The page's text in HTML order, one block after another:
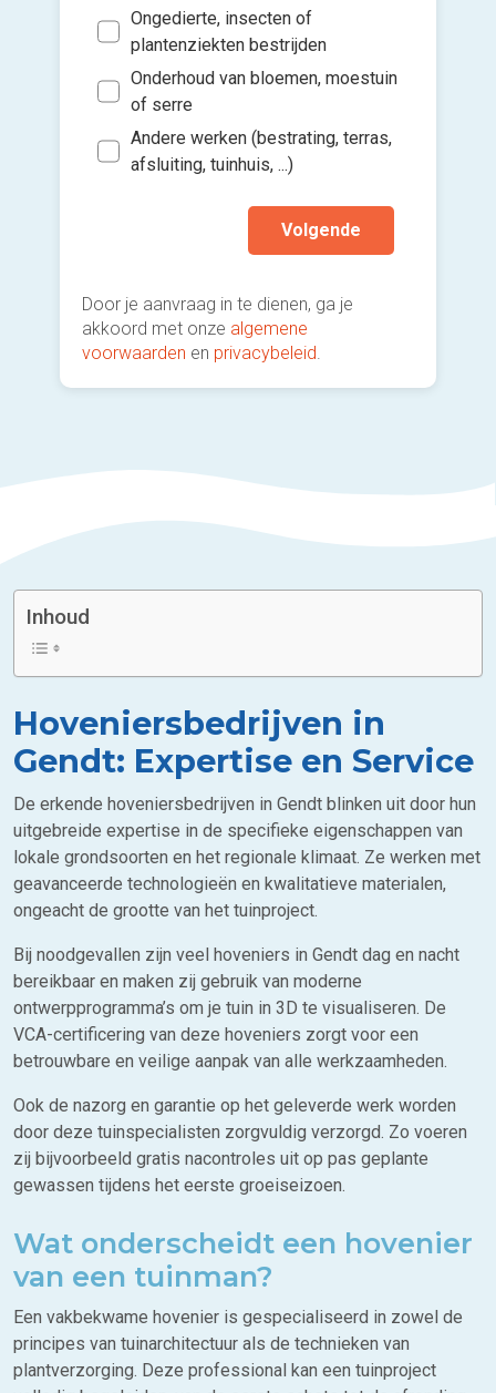
Ongedierte, insecten of
plantenziekten bestrijden
Onderhoud van bloemen, moestuin
of serre
Andere werken (bestrating, terras,
afsluiting, tuinhuis, ...)
Volgende
Door je aanvraag in te dienen, ga je
akkoord met onze algemene
voorwaarden en privacybeleid.
Inhoud
Hoveniersbedrijven in
Gendt: Expertise en Service
De erkende hoveniersbedrijven in Gendt blinken uit door hun
uitgebreide expertise in de specifieke eigenschappen van
lokale grondsoorten en het regionale klimaat. Ze werken met
geavanceerde technologieën en kwalitatieve materialen,
ongeacht de grootte van het tuinproject.
Bij noodgevallen zijn veel hoveniers in Gendt dag en nacht
bereikbaar en maken zij gebruik van moderne
ontwerpprogramma’s om je tuin in 3D te visualiseren. De
VCA-certificering van deze hoveniers zorgt voor een
betrouwbare en veilige aanpak van alle werkzaamheden.
Ook de nazorg en garantie op het geleverde werk worden
door deze tuinspecialisten zorgvuldig verzorgd. Zo voeren
zij bijvoorbeeld gratis nacontroles uit op pas geplante
gewassen tijdens het eerste groeiseizoen.
Wat onderscheidt een hovenier
van een tuinman?
Een vakbekwame hovenier is gespecialiseerd in zowel de
principes van tuinarchitectuur als de technieken van
plantverzorging. Deze professional kan een tuinproject